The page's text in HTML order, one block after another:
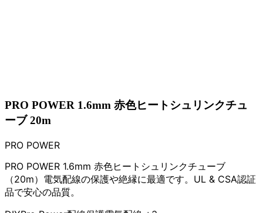
PRO POWER 1.6mm 赤色ヒートシュリンクチュ
ーブ 20m
PRO POWER
PRO POWER 1.6mm 赤色ヒートシュリンクチューブ
（20m）電気配線の保護や絶縁に最適です。UL & CSA認証
品で安心の品質。